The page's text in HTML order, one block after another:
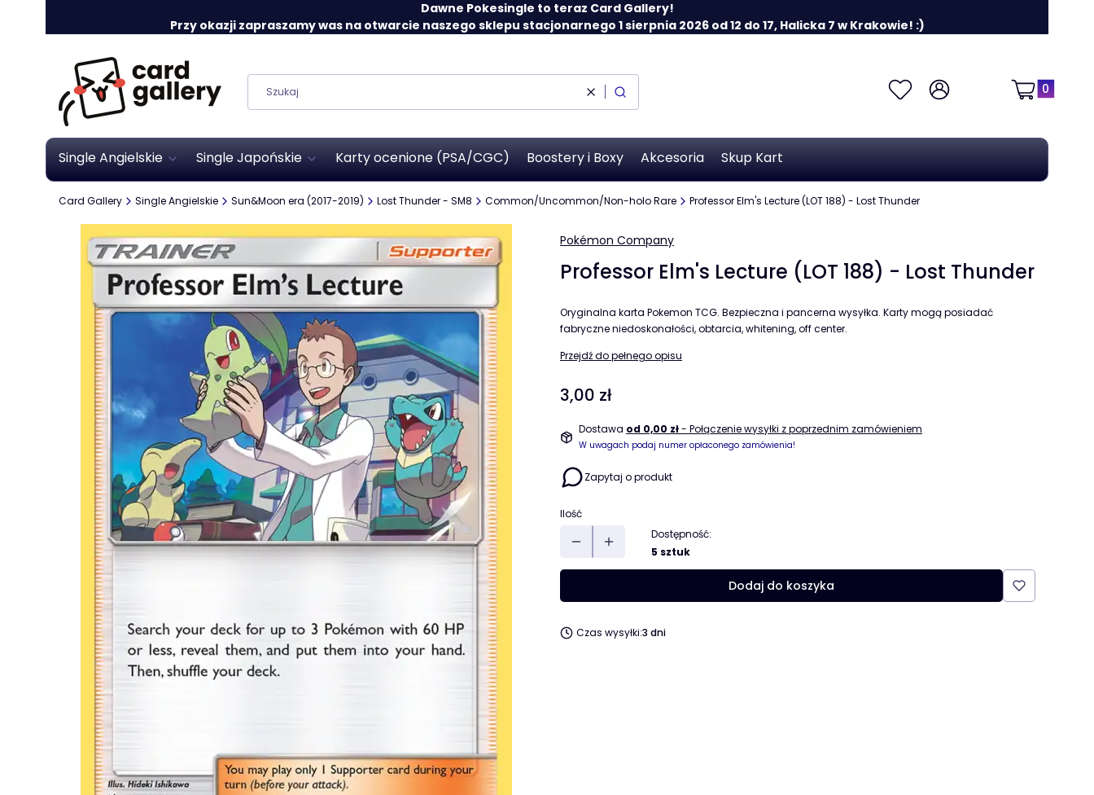
Dawne Pokesingle to teraz Card Gallery!
Przy okazji zapraszamy was na otwarcie naszego sklepu stacjonarnego 1 sierpnia 2026 od 12 do 17, Halicka 7 w Krakowie! :)
WyczyśćSzukaj UlubioneZaloguj się
Produkty w
Koszyk
Single Angielskie Single Japońskie Karty ocenione (PSA/CGC) Boostery i Boxy Akcesoria Skup Kart
Card Gallery Single Angielskie Sun&Moon era (2017-2019) Lost Thunder - SM8 Common/Uncommon/Non-holo Rare Professor Elm's Lecture (LOT 188) - Lost Thunder
Pokémon Company
Professor Elm's Lecture (LOT 188) - Lost Thunder
Oryginalna karta Pokemon TCG. Bezpieczna i pancerna wysyłka. Karty mogą posiadać
fabryczne niedoskonałości, obtarcia, whitening, off center.
Przejdź do pełnego opisu
Cena
3,00 zł
Dostawa od 0,00 zł- Połączenie wysyłki z poprzednim zamówieniem
W uwagach podaj numer opłaconego zamówienia!
Zapytaj o produkt
Ilość
Dostępność:
5 sztuk
Dodaj do koszyka
Czas wysyłki:3 dni